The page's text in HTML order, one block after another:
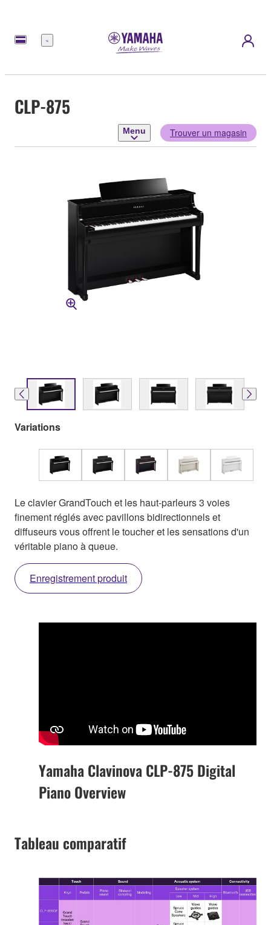
Menu
CLP-875
Menu Trouver un magasin
Variations
Le clavier GrandTouch et les haut-parleurs 3 voies
finement réglés avec pavillons bidirectionnels et
diffuseurs vous offrent le toucher et les sensations d'un
véritable piano à queue.
Enregistrement produit
Yamaha Clavinova CLP-875 Digital
Piano Overview
Tableau comparatif